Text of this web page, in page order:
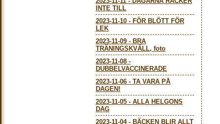
INTE TILL
2023-11-10 - FÖR BLÖTT FÖR
LEK
2023-11-09 - BRA
TRÄNINGSKVÄLL, foto
2023-11-08 -
DUBBELVACCINERADE
2023-11-06 - TA VARA PÅ
DAGEN!
2023-11-05 - ALLA HELGONS
DAG
2023-11-04- BÄCKEN BLIR ALLT